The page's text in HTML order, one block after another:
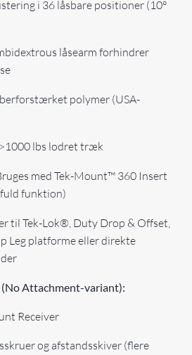
i 36 låsbare positioner (10°
låsearm forhindrer
polymer (USA-
lbs lodret træk
med Tek-Mount™ 360 Insert
funktion)
til Tek-Lok®, Duty Drop & Offset,
Leg platforme eller direkte
Attachment-variant):
Receiver
og afstandsskiver (flere